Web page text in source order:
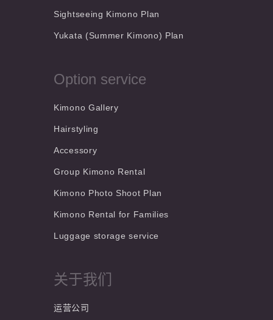
Sightseeing Kimono Plan
Yukata (Summer Kimono) Plan
Option service
Kimono Gallery
Hairstyling
Accessory
Group Kimono Rental
Kimono Photo Shoot Plan
Kimono Rental for Families
Luggage storage service
关于我们
运营公司